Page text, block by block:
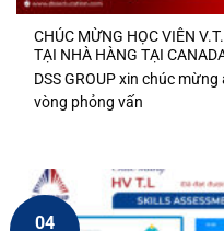
CHÚC MỪNG HỌC VIÊN
TẠI NHÀ HÀNG TẠI
DSS GROUP xin chúc
vòng phỏng vấn
04